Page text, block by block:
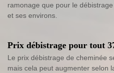
ramonage que pour le
et ses environs.
Prix débistrage pour tout
Le prix débistrage de cheminée
mais cela peut augmenter selon